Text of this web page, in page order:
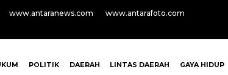
www.antaranews.com www.antarafoto.com
POLITIK DAERAH LINTAS DAERAH GAYA HIDUP